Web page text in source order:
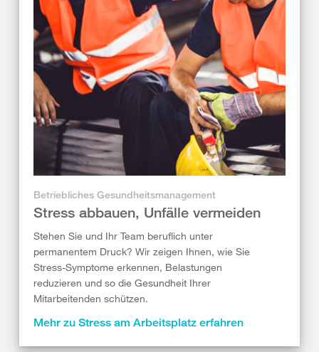
Betriebliches Gesundheitsmanagement
Stress abbauen, Unfälle vermeiden
Stehen Sie und Ihr Team beruflich unter
permanentem Druck? Wir zeigen Ihnen, wie Sie
Stress-Symptome erkennen, Belastungen
reduzieren und so die Gesundheit Ihrer
Mitarbeitenden schützen.
Mehr zu Stress am Arbeitsplatz erfahren